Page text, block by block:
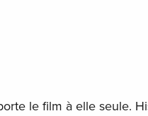
le film à elle seule.